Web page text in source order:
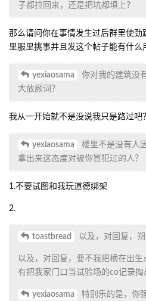
子都拉回来，还是把坑都填上？
那么请问你在事情发生过后群里使
里服里挑事并且发这个帖子能有什么
yexiaosama
你对我的建筑没
大放厥词？
我从一开始就不是没说我只是路过吧？
yexiaosama
楼里不是没有人
拿出来这态度对被你冒犯过的人？
1.不要试图和我玩道德绑架
2.
toastbread 以及，对回复，朔
以及，对回复，要不我把横在出
有把我家门口当试验场的co记录掏
yexiaosama 特别乐的是，你